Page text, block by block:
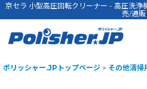
京セラ 小型高圧回転クリーナー - 高圧洗
売/通販
ポリッシャー.JPトップページ > その他清掃